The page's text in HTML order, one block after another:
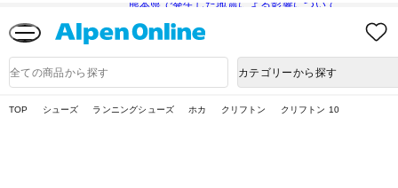
熊本県で発生した地震による影響について
品
検
カテゴリーから探す
TOP シューズ ランニングシューズ ホカ クリフトン クリフトン 10